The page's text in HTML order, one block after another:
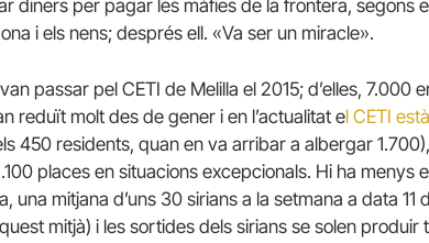
diners per pagar les màfies de la frontera, segons
i els nens; després ell. «Va ser un miracle».
passar pel CETI de Melilla el 2015; d’elles, 7.000
reduït molt des de gener i en l’actualitat el CETI
450 residents, quan en va arribar a albergar
places en situacions excepcionals. Hi ha menys
una mitjana d’uns 30 sirians a la setmana a data 11
mitjà) i les sortides dels sirians se solen produir